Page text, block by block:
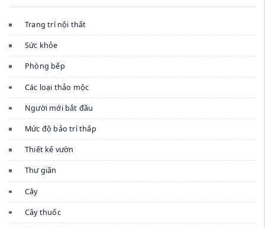
Trang trí nội thất
Sức khỏe
Phòng bếp
Các loại thảo mộc
Người mới bắt đầu
Mức độ bảo trì thấp
Thiết kế vườn
Thư giãn
Cây
Cây thuốc